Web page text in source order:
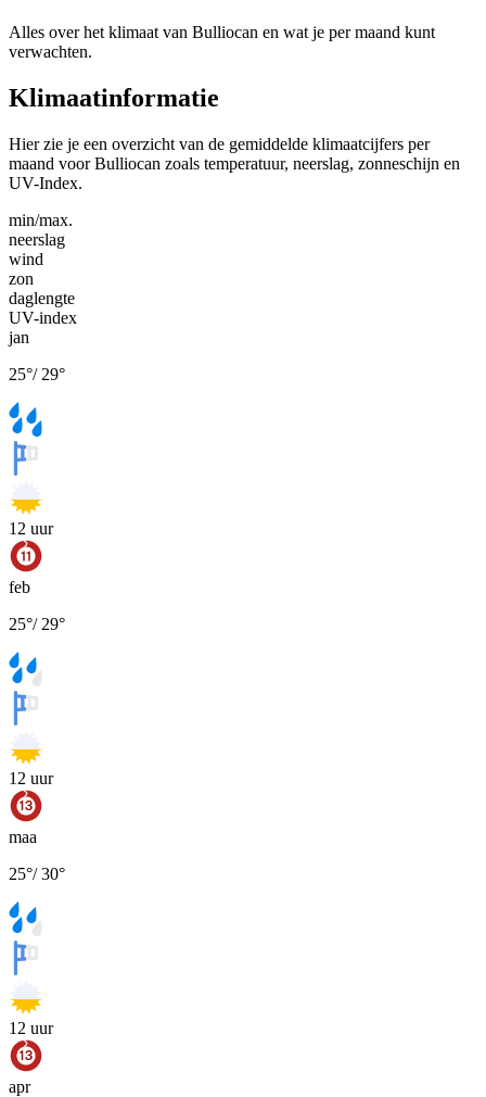
Alles over het klimaat van Bulliocan en wat je per maand kunt
verwachten.
Klimaatinformatie
Hier zie je een overzicht van de gemiddelde klimaatcijfers per
maand voor Bulliocan zoals temperatuur, neerslag, zonneschijn en
UV-Index.
min/max.
neerslag
wind
zon
daglengte
UV-index
jan
25°/ 29°
12 uur
feb
25°/ 29°
12 uur
maa
25°/30°
12 uur
apr